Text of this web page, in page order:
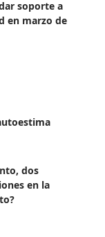
soporte a
en marzo de
dos
en la